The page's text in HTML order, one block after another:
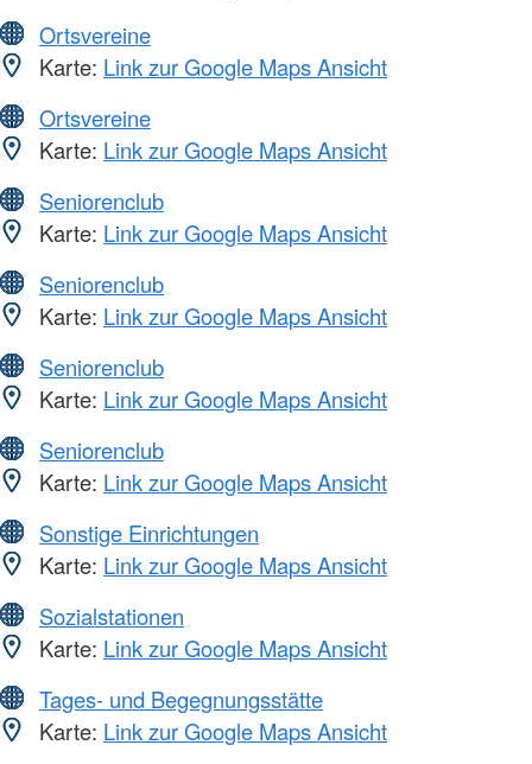
Ortsvereine
Karte: Link zur Google Maps Ansicht
Ortsvereine
Karte: Link zur Google Maps Ansicht
Seniorenclub
Karte: Link zur Google Maps Ansicht
Seniorenclub
Karte: Link zur Google Maps Ansicht
Seniorenclub
Karte: Link zur Google Maps Ansicht
Seniorenclub
Karte: Link zur Google Maps Ansicht
Sonstige Einrichtungen
Karte: Link zur Google Maps Ansicht
Sozialstationen
Karte: Link zur Google Maps Ansicht
Tages- und Begegnungsstätte
Karte: Link zur Google Maps Ansicht